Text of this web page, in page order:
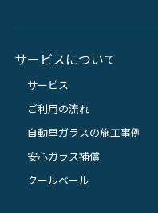
サービスについて
サービス
ご利用の流れ
自動車ガラスの施工事例
安心ガラス補償
クールベール